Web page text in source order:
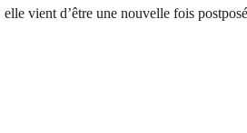
vient d’être une nouvelle fois